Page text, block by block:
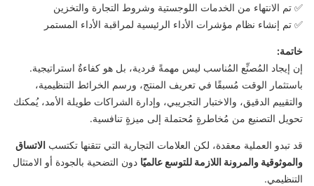
✅ تم الانتهاء من الخدمات اللوجستية وشروط التجارة والتخزين
✅ تم إنشاء نظام مؤشرات الأداء الرئيسية لمراقبة الأداء المستمر
خاتمة:
إن إيجاد المُصنِّع المُناسب ليس مهمةً فردية، بل هو كفاءةٌ استراتيجية.
باستثمار الوقت مُسبقًا في تعريف المنتج، ورسم الخرائط التنظيمية،
والتقييم الدقيق، والاختبار التجريبي، وإدارة الشراكات طويلة الأمد، يُمكنك
تحويل التصنيع من مُخاطرةٍ مُحتملة إلى ميزةٍ تنافسية.
قد تبدو العملية معقدة، لكن العلامات التجارية التي تتقنها تكتسب الاتساق
والموثوقية والمرونة اللازمة للتوسع عالميًا دون التضحية بالجودة أو الامتثال
التنظيمي.